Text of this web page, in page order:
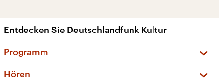
Entdecken Sie Deutschlandfunk Kultur
Programm
Hören